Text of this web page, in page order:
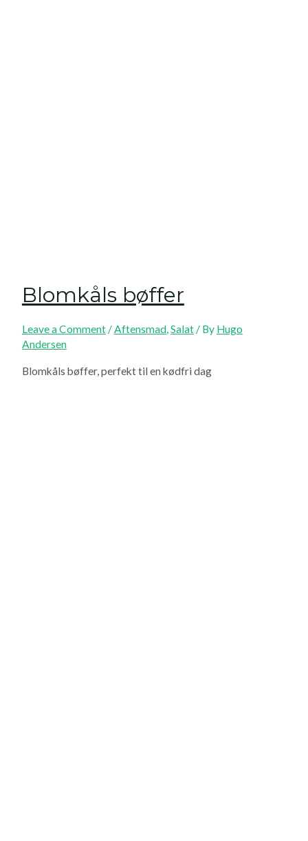
Blomkåls bøffer
Leave a Comment /Aftensmad,Salat/ By Hugo
Andersen
Blomkåls bøffer, perfekt til en kødfri dag